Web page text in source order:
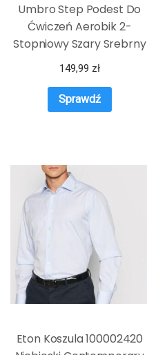
Umbro Step Podest Do
Ćwiczeń Aerobik 2-
Stopniowy Szary Srebrny
149,99 zł
Sprawdź
Eton Koszula 100002420